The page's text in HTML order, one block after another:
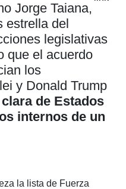
Jorge Taiana,
estrella del
legislativas
que el acuerdo
los
y Donald Trump
de Estados
internos de un
la lista de Fuerza